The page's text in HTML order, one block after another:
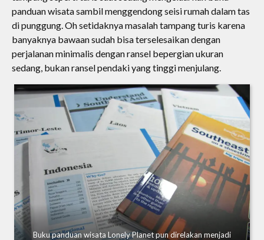
panduan wisata sambil menggendong seisi rumah dalam tas
di punggung. Oh setidaknya masalah tampang turis karena
banyaknya bawaan sudah bisa terselesaikan dengan
perjalanan minimalis dengan ransel bepergian ukuran
sedang, bukan ransel pendaki yang tinggi menjulang.
Buku panduan wisata Lonely Planet pun direlakan menjadi